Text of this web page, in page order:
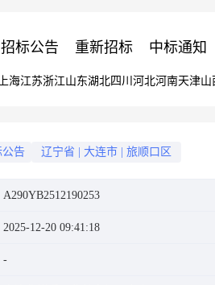
招标公告 重新招标 中标通知
上海江苏浙江山东湖北四川 河北河南天津山
公告 辽宁省 大连市 旅顺口区
A290YB2512190253
2025-12-20 09:41:18